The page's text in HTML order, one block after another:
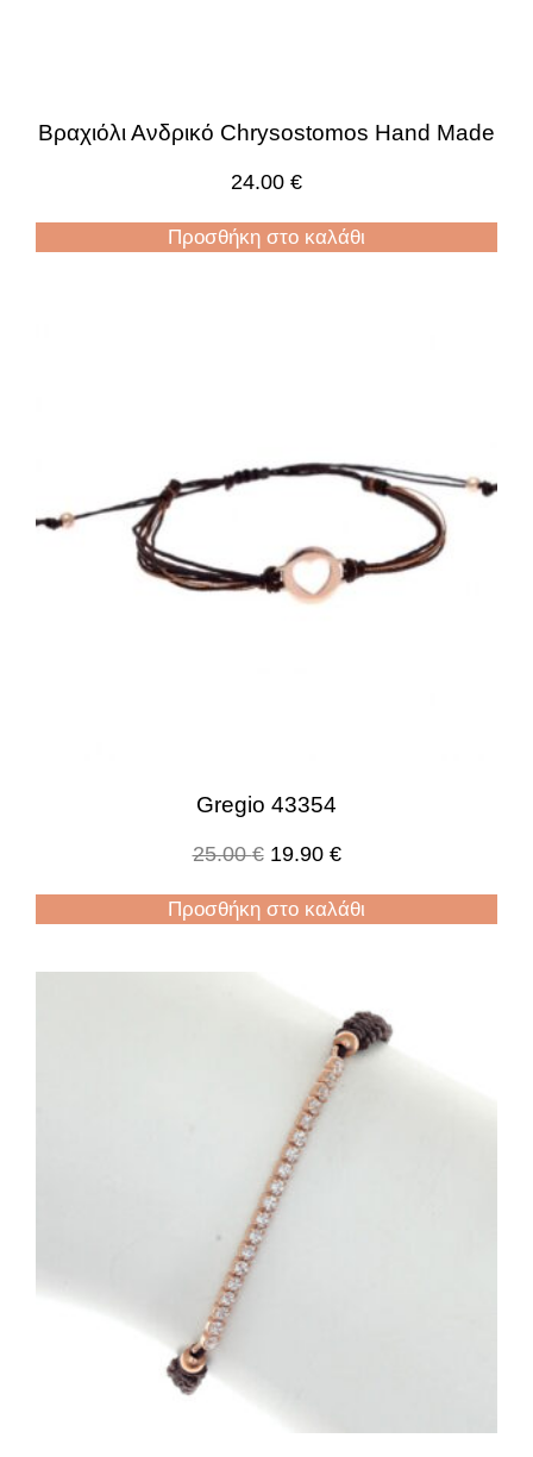
Βραχιόλι Ανδρικό Chrysostomos Hand Made
24.00 €
Προσθήκη στο καλάθι
Gregio 43354
25.00€ 19.90 €
Προσθήκη στο καλάθι